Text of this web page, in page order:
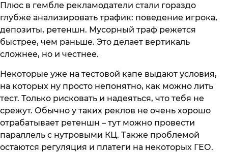
Плюс в гембле рекламодатели стали гораздо
глубже анализировать трафик: поведение игрока,
депозиты, ретеншн. Мусорный траф режется
быстрее, чем раньше. Это делает вертикаль
сложнее, но и честнее.
Некоторые уже на тестовой капе выдают условия,
на которых ну просто непонятно, как можно лить
тест. Только рисковать и надеяться, что тебя не
срежут. Обычно у таких реклов не очень хорошо
отрабатывает ретеншн – тут можно провести
параллель с нутровыми КЦ. Также проблемой
остаются регуляция и платеги на некоторых ГЕО.